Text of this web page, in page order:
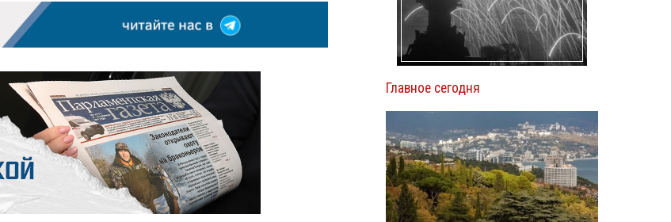
Главное сегодня